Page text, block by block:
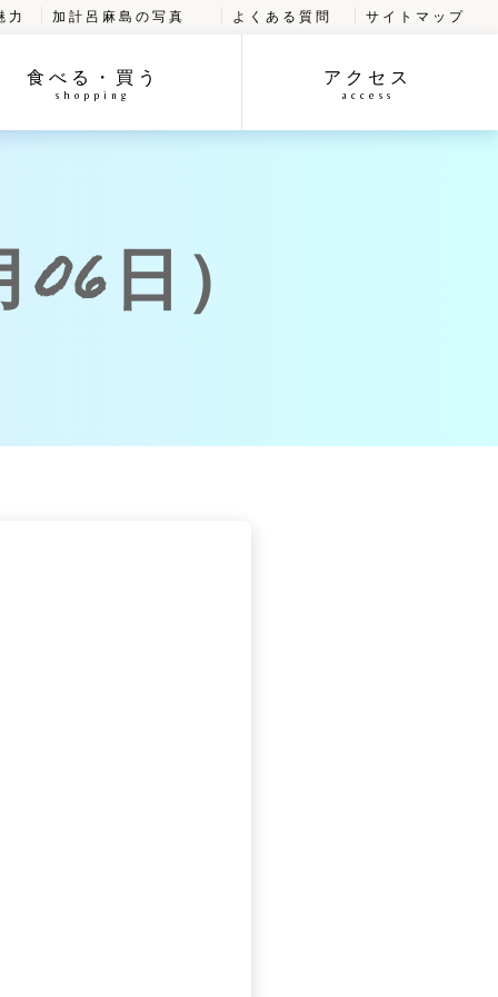
力 加計呂麻島の写真 よくある質問 サイトマップ
食べる・買う
shopping
アクセス
access
日）